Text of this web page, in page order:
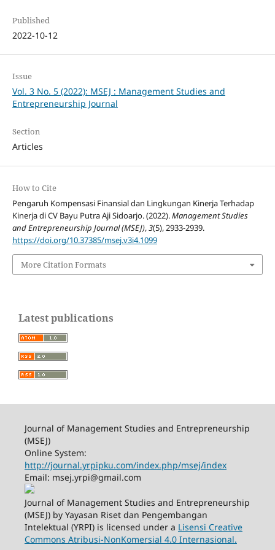
Published
2022-10-12
Issue
Vol. 3 No. 5 (2022): MSEJ : Management Studies and
Entrepreneurship Journal
Section
Articles
How to Cite
Pengaruh Kompensasi Finansial dan Lingkungan Kinerja Terhadap
Kinerja di CV Bayu Putra Aji Sidoarjo. (2022).Management Studies
and Entrepreneurship Journal (MSEJ),3(5), 2933-2939.
https://doi.org/10.37385/msej.v3i4.1099
More Citation Formats
Latest publications
Journal of Management Studies and Entrepreneurship
(MSEJ)
Online System:
http://journal.yrpipku.com/index.php/msej/index
Email: msej.yrpi@gmail.com
Journal of Management Studies and Entrepreneurship
(MSEJ) by Yayasan Riset dan Pengembangan
Intelektual (YRPI) is licensed under a Lisensi Creative
Commons Atribusi-NonKomersial 4.0 Internasional.